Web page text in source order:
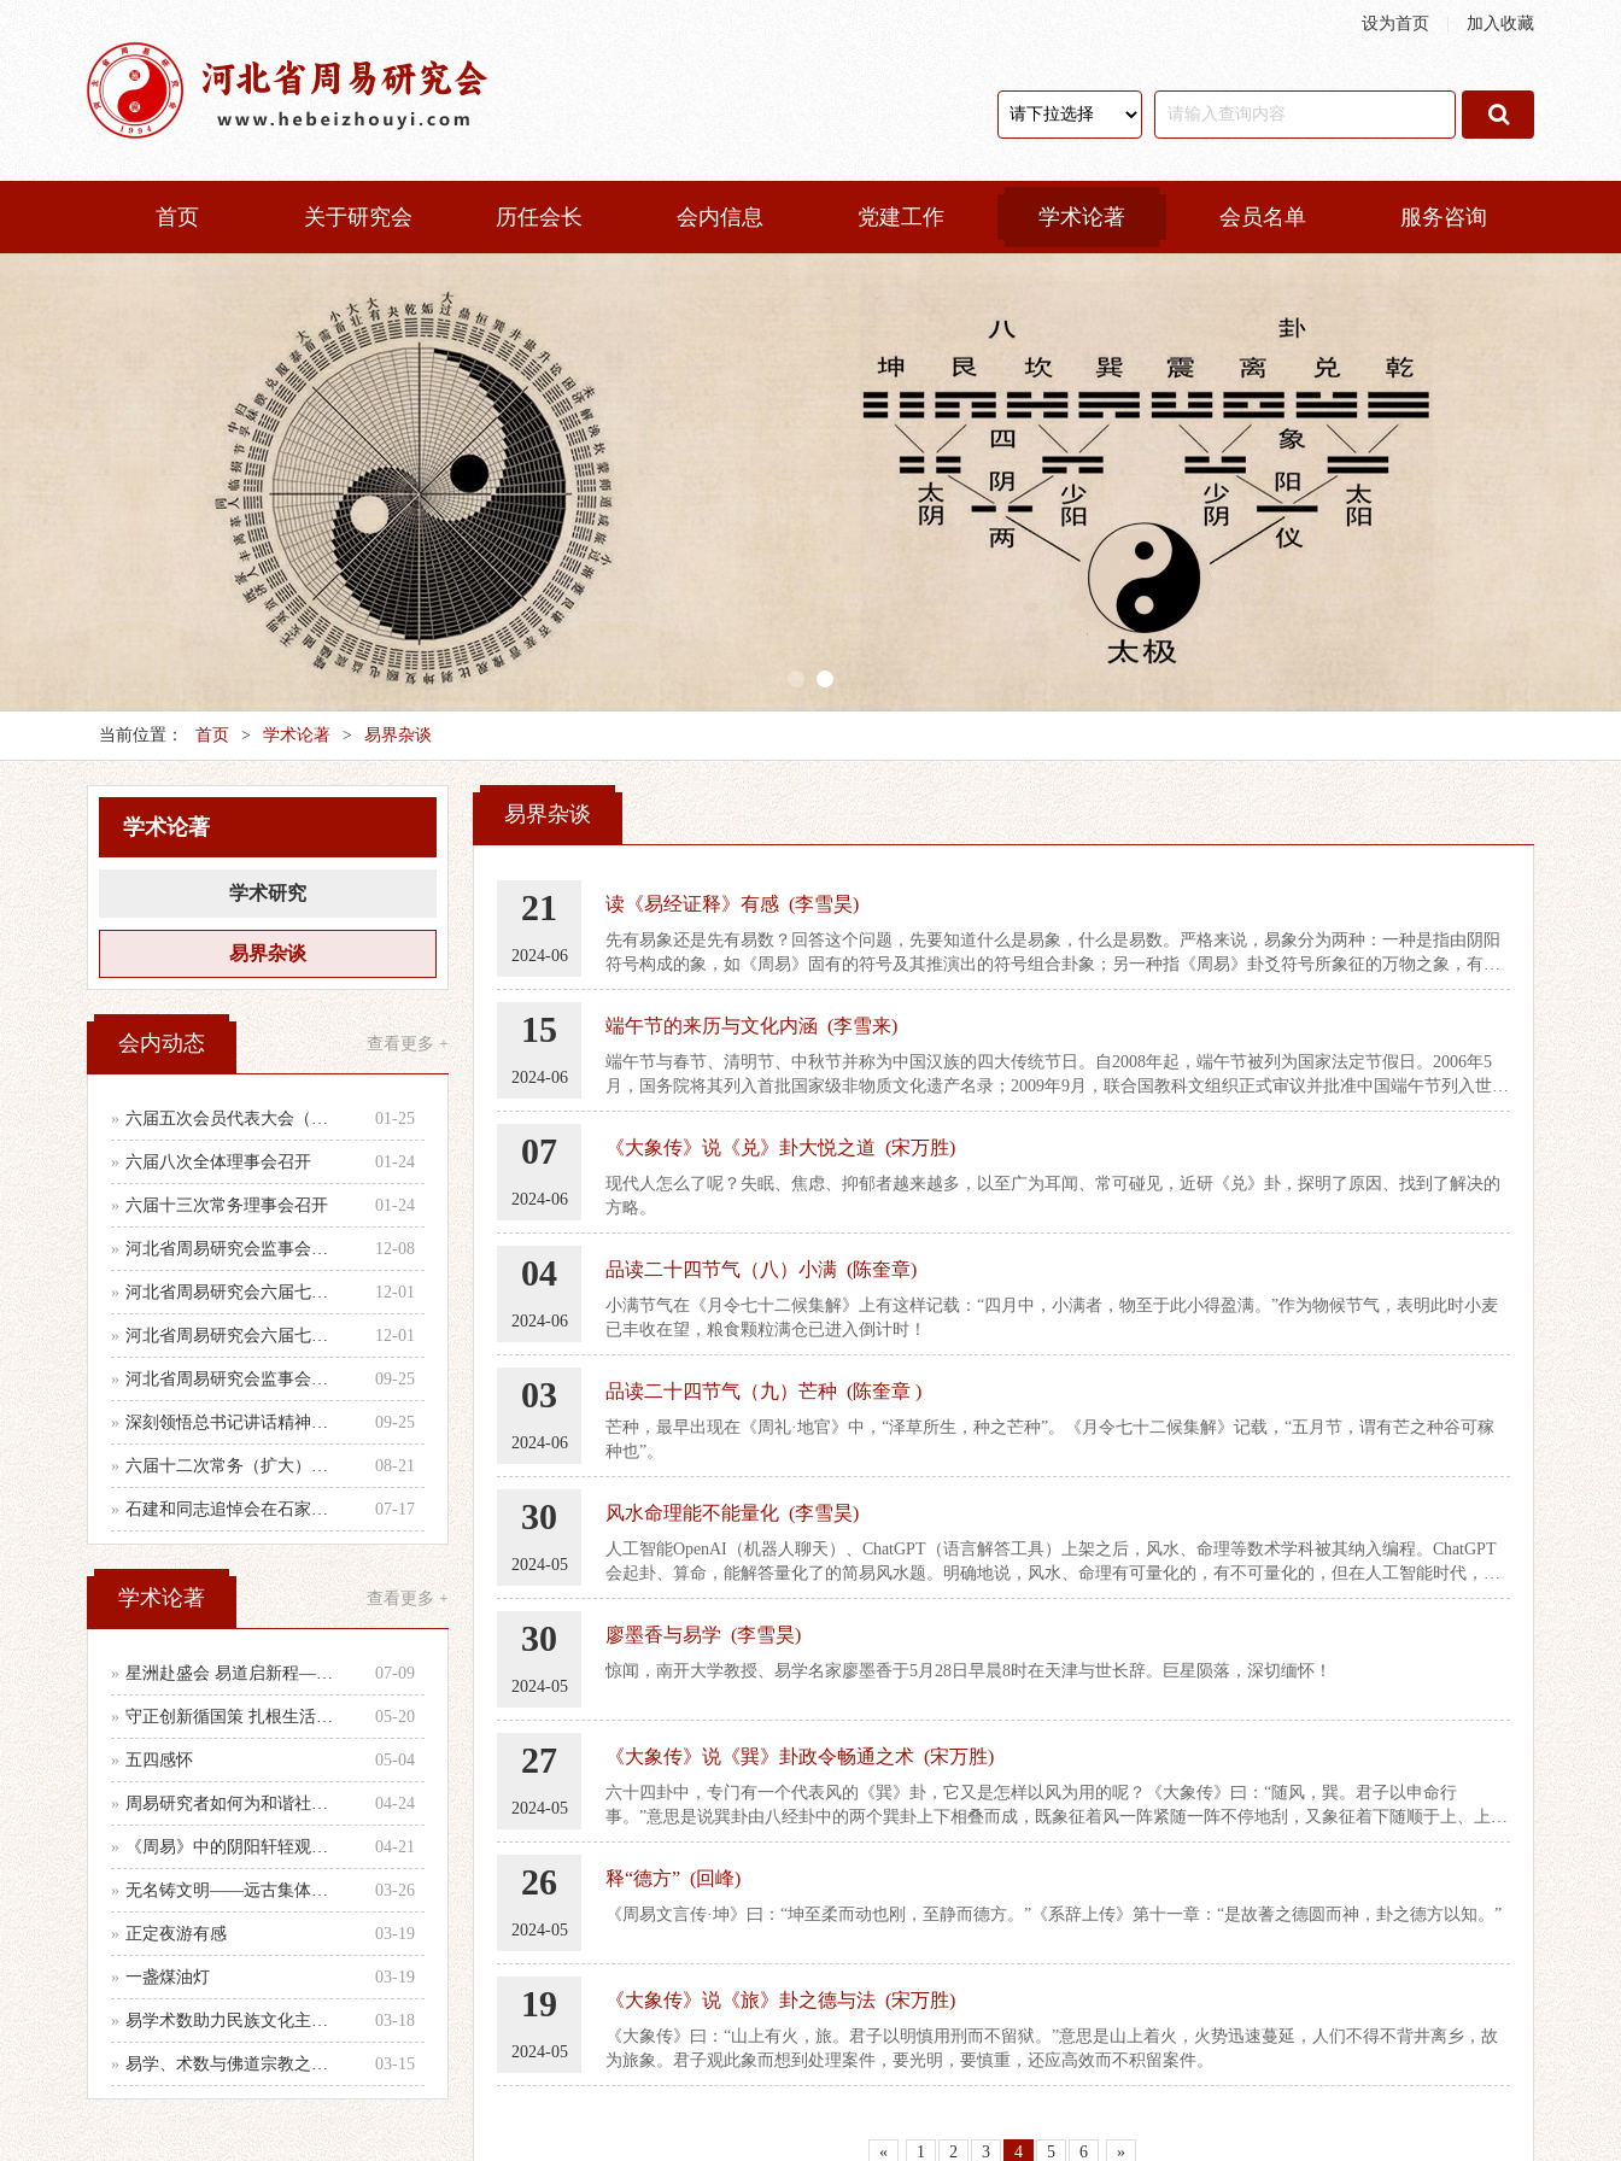
设为首页 加入收藏
首页 关于研究会 历任会长 会内信息 党建工作 学术论著 会员名单 服务咨询
当前位置：
首页 > 学术论著 > 易界杂谈
学术论著
学术研究
易界杂谈
会内动态 查看更多 +
» 六届五次会员代表大会（乙巳年会）举行 01-25
» 六届八次全体理事会召开 01-24
» 六届十三次常务理事会召开 01-24
» 河北省周易研究会监事会召开年度第二次 12-08
» 河北省周易研究会六届七次全体理事会顺 12-01
» 河北省周易研究会六届七次理事会会议纪 12-01
» 河北省周易研究会监事会召开会议 09-25
» 深刻领悟总书记讲话精神，认真做好当前 09-25
» 六届十二次常务（扩大）会议召开 08-21
» 石建和同志追悼会在石家庄殡仪馆举行 07-17
学术论著 查看更多 +
» 星洲赴盛会 易道启新程——参加第33 07-09
» 守正创新循国策 扎根生活践国学 — 05-20
» 五四感怀 05-04
» 周易研究者如何为和谐社会建设服务的心 04-24
» 《周易》中的阴阳轩轾观念浅析——以十 04-21
» 无名铸文明——远古集体智慧的文化图腾 03-26
» 正定夜游有感 03-19
» 一盏煤油灯 03-19
» 易学术数助力民族文化主体性建设 03-18
» 易学、术数与佛道宗教之辨别 03-15
易界杂谈
21
2024-06
读《易经证释》有感 (李雪昊)
先有易象还是先有易数？回答这个问题，先要知道什么是易象，什么是易数。严格来说，易象分为两种：一种是指由阴阳
符号构成的象，如《周易》固有的符号及其推演出的符号组合卦象；另一种指《周易》卦爻符号所象征的万物之象，有学
者称为“物象”。
15
2024-06
端午节的来历与文化内涵 (李雪来)
端午节与春节、清明节、中秋节并称为中国汉族的四大传统节日。自2008年起，端午节被列为国家法定节假日。2006年5
月，国务院将其列入首批国家级非物质文化遗产名录；2009年9月，联合国教科文组织正式审议并批准中国端午节列入世界
非物质文化遗产，成为中国首个入选世界非遗的节日。
07
2024-06
《大象传》说《兑》卦大悦之道 (宋万胜)
现代人怎么了呢？失眠、焦虑、抑郁者越来越多，以至广为耳闻、常可碰见，近研《兑》卦，探明了原因、找到了解决的
方略。
04
2024-06
品读二十四节气（八）小满 (陈奎章)
小满节气在《月令七十二候集解》上有这样记载：“四月中，小满者，物至于此小得盈满。”作为物候节气，表明此时小麦
已丰收在望，粮食颗粒满仓已进入倒计时！
03
2024-06
品读二十四节气（九）芒种 (陈奎章 )
芒种，最早出现在《周礼·地官》中，“泽草所生，种之芒种”。《月令七十二候集解》记载，“五月节，谓有芒之种谷可稼
种也”。
30
2024-05
风水命理能不能量化 (李雪昊)
人工智能OpenAI（机器人聊天）、ChatGPT（语言解答工具）上架之后，风水、命理等数术学科被其纳入编程。ChatGPT
会起卦、算命，能解答量化了的简易风水题。明确地说，风水、命理有可量化的，有不可量化的，但在人工智能时代，风
水、命理等玄学数术该走化繁为简的路子。
30
2024-05
廖墨香与易学 (李雪昊)
惊闻，南开大学教授、易学名家廖墨香于5月28日早晨8时在天津与世长辞。巨星陨落，深切缅怀！
27
2024-05
《大象传》说《巽》卦政令畅通之术 (宋万胜)
六十四卦中，专门有一个代表风的《巽》卦，它又是怎样以风为用的呢？《大象传》曰：“随风，巽。君子以申命行
事。”意思是说巽卦由八经卦中的两个巽卦上下相叠而成，既象征着风一阵紧随一阵不停地刮，又象征着下随顺于上、上也
随顺于下。
26
2024-05
释“德方” (回峰)
《周易文言传·坤》曰：“坤至柔而动也刚，至静而德方。”《系辞上传》第十一章：“是故蓍之德圆而神，卦之德方以知。”
19
2024-05
《大象传》说《旅》卦之德与法 (宋万胜)
《大象传》曰：“山上有火，旅。君子以明慎用刑而不留狱。”意思是山上着火，火势迅速蔓延，人们不得不背井离乡，故
为旅象。君子观此象而想到处理案件，要光明，要慎重，还应高效而不积留案件。
« 1 2 3 4 5 6 »